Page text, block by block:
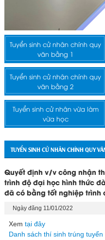
Tuyển sinh cử nhân chính quy
văn bằng 1
Tuyển sinh cử nhân chính quy
văn bằng 2
Tuyển sinh cử nhân vừa làm
vừa học
TUYỂN SINH CỬ NHÂN CHÍNH QUY
Quyết định v/v công nhận
trình độ đại học hình thức
đã có bằng tốt nghiệp trình
Ngày đăng 11/01/2022
Xem tại đây
Danh sách thí sinh trúng tuyển